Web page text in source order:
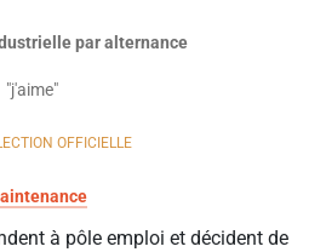
par alternance
"j'aime"
OFFICIELLE
à pôle emploi et décident de